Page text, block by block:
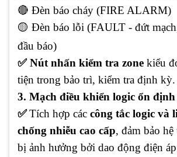
🔴 Đèn báo cháy (FIRE ALARM)
🟡 Đèn báo lỗi (FAULT - đứt
đầu báo)
✅ Nút nhấn kiểm tra zone kiểu
tiện trong bảo trì, kiểm tra định kỳ.
3. Mạch điều khiển logic ổn định
✅Tích hợp các công tắc logic và
chống nhiễu cao cấp, đảm bảo
bị ảnh hưởng bởi dao động điện